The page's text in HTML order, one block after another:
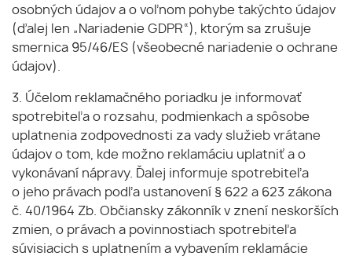
osobných údajov a o voľnom pohybe takýchto údajov
(ďalej len „Nariadenie GDPR“), ktorým sa zrušuje
smernica 95/46/ES (všeobecné nariadenie o ochrane
údajov).
3. Účelom reklamačného poriadku je informovať
spotrebiteľa o rozsahu, podmienkach a spôsobe
uplatnenia zodpovednosti za vady služieb vrátane
údajov o tom, kde možno reklamáciu uplatniť a o
vykonávaní nápravy. Ďalej informuje spotrebiteľa
o jeho právach podľa ustanovení § 622 a 623 zákona
č. 40/1964 Zb. Občiansky zákonník v znení neskorších
zmien, o právach a povinnostiach spotrebiteľa
súvisiacich s uplatnením a vybavením reklamácie